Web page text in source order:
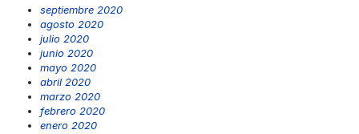
septiembre 2020
agosto 2020
julio 2020
junio 2020
mayo 2020
abril 2020
marzo 2020
febrero 2020
enero 2020